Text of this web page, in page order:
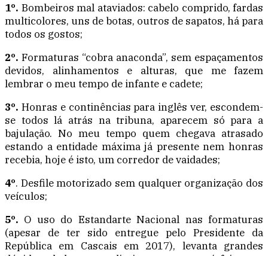
1º. Bombeiros mal ataviados: cabelo comprido, fardas
multicolores, uns de botas, outros de sapatos, há para
todos os gostos;
2º. Formaturas “cobra anaconda”, sem espaçamentos
devidos, alinhamentos e alturas, que me fazem
lembrar o meu tempo de infante e cadete;
3º. Honras e continências para inglês ver, escondem-
se todos lá atrás na tribuna, aparecem só para a
bajulação. No meu tempo quem chegava atrasado
estando a entidade máxima já presente nem honras
recebia, hoje é isto, um corredor de vaidades;
4º. Desfile motorizado sem qualquer organização dos
veículos;
5º. O uso do Estandarte Nacional nas formaturas
(apesar de ter sido entregue pelo Presidente da
República em Cascais em 2017), levanta grandes